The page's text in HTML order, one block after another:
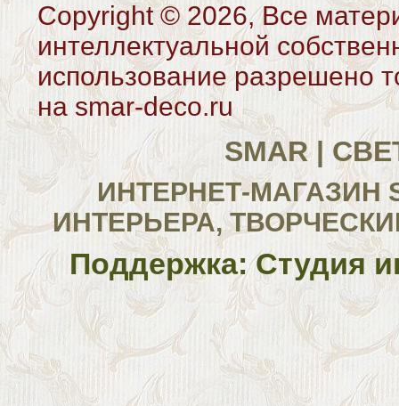
Copyright © 2026, Все
интеллектуальной
использование разрешено
на smar-deco.ru
SMAR |
ИНТЕРНЕТ-МАГАЗИН
ИНТЕРЬЕРА,
Поддержка: Студия